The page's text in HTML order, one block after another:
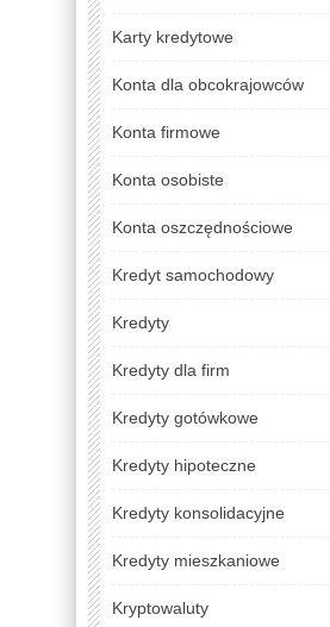
Karty kredytowe
Konta dla obcokrajowców
Konta firmowe
Konta osobiste
Konta oszczędnościowe
Kredyt samochodowy
Kredyty
Kredyty dla firm
Kredyty gotówkowe
Kredyty hipoteczne
Kredyty konsolidacyjne
Kredyty mieszkaniowe
Kryptowaluty